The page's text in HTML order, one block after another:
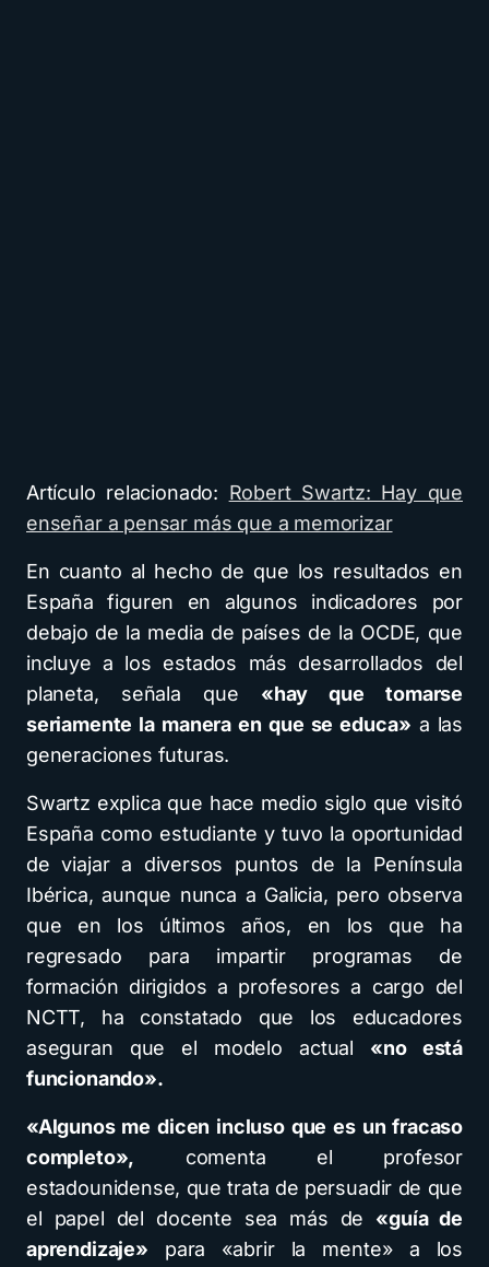
Artículo relacionado: Robert Swartz: Hay que
enseñar a pensar más que a memorizar
En cuanto al hecho de que los resultados en
España figuren en algunos indicadores por
debajo de la media de países de la OCDE, que
incluye a los estados más desarrollados del
planeta, señala que «hay que tomarse
seriamente la manera en que se educa» a las
generaciones futuras.
Swartz explica que hace medio siglo que visitó
España como estudiante y tuvo la oportunidad
de viajar a diversos puntos de la Península
Ibérica, aunque nunca a Galicia, pero observa
que en los últimos años, en los que ha
regresado para impartir programas de
formación dirigidos a profesores a cargo del
NCTT, ha constatado que los educadores
aseguran que el modelo actual «no está
funcionando».
«Algunos me dicen incluso que es un fracaso
completo», comenta el profesor
estadounidense, que trata de persuadir de que
el papel del docente sea más de «guía de
aprendizaje» para «abrir la mente» a los